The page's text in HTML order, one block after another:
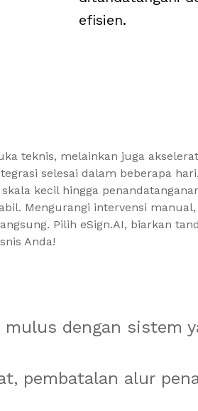
efisien.
teknis, melainkan juga
selesai dalam beberapa
kecil hingga
Mengurangi intervensi
Pilih eSign.AI, biarkan
Anda!
dengan sistem
pembatalan alur